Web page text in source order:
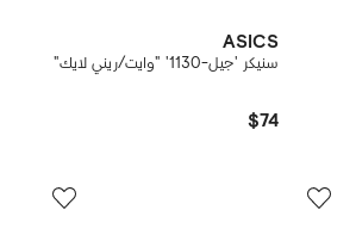
ASICS
سنيكر 'جيل-1130' "وايت/ريني لايك"
$74